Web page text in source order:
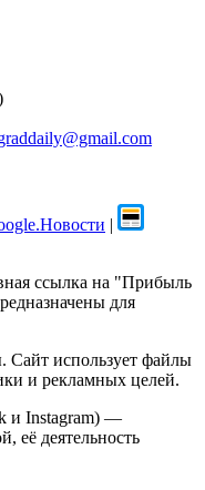
|
ссылка на "Прибыль
для
использует файлы
и рекламных целей.
и Instagram) —
её деятельность